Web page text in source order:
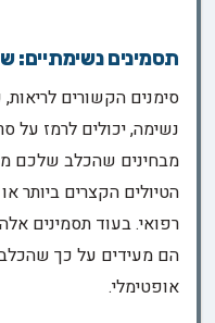
תסמינים נשימתיים:
סימנים הקשורים
נשימה, יכולים לרמז
מבחינים שהכלב שלכם
הטיולים הקצרים ביותר
רפואי. בעוד תסמינים
הם מעידים על כך שהכלב
אופטימלי.